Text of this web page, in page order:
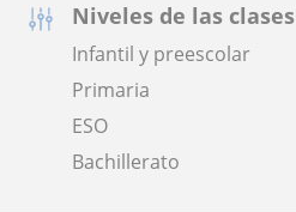
Niveles de las clases
Infantil y preescolar
Primaria
ESO
Bachillerato